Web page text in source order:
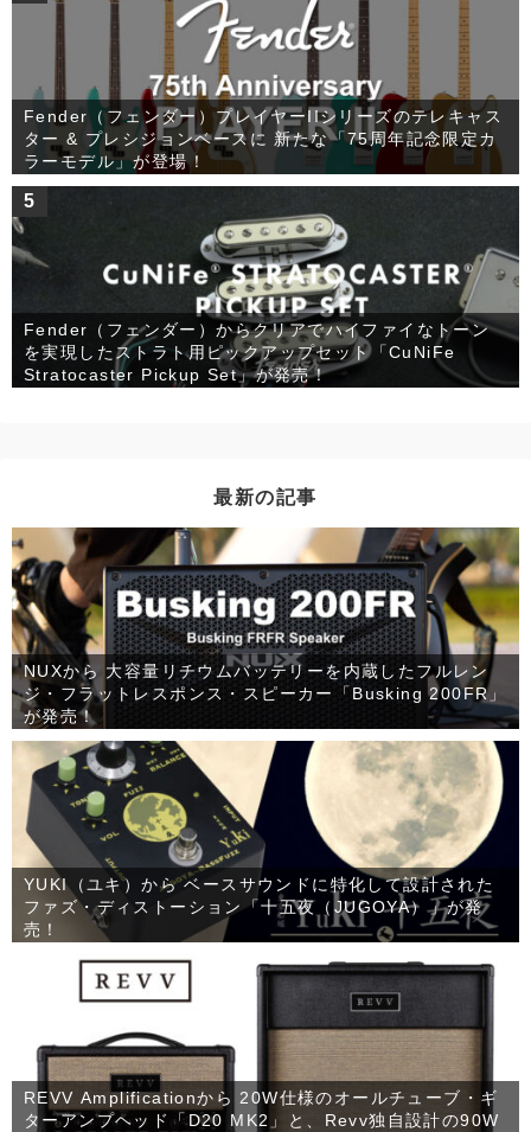
Fender（フェンダー）プレイヤーIIシリーズのテレキャス
ター & プレシジョンベースに 新たな「75周年記念限定カ
ラーモデル」が登場！
5
Fender（フェンダー）からクリアでハイファイなトーン
を実現したストラト用ピックアップセット「CuNiFe
Stratocaster Pickup Set」が発売！
最新の記事
NUXから 大容量リチウムバッテリーを内蔵したフルレン
ジ・フラットレスポンス・スピーカー「Busking 200FR」
が発売！
YUKI（ユキ）から ベースサウンドに特化して設計された
ファズ・ディストーション「十五夜（JUGOYA）」が発
売！
REVV Amplificationから 20W仕様のオールチューブ・ギ
ターアンプヘッド「D20 MK2」と、Revv独自設計の90W